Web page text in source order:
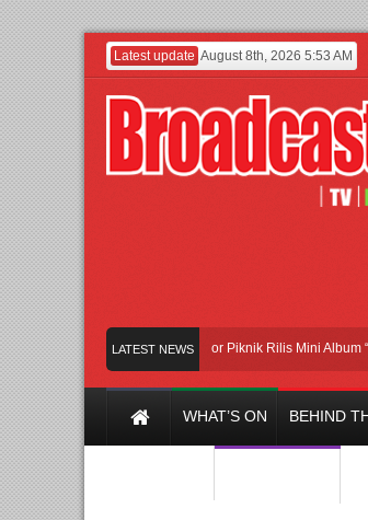
Latest update August 8th, 2026 5:53 AM
LATEST NEWS
Band Britpop Asal Bogor Piknik Rilis Mini Album
WHAT’S ON BEHIND